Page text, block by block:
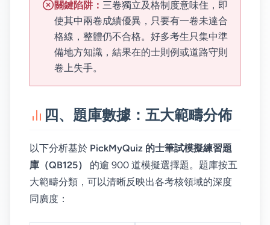
關鍵陷阱： 三卷獨立及格制度意味住，即
使其中兩卷成績優異，只要有一卷未達合
格線，整體仍不合格。好多考生只集中準
備地方知識，結果在的士則例或道路守則
卷上失手。
四、題庫數據：五大範疇分佈
以下分析基於 PickMyQuiz 的士筆試模擬練習題
庫（QB125）
的逾 900 道模擬選擇題。題庫按五
大範疇分類，可以清晰反映出各考核領域的深度
同廣度：